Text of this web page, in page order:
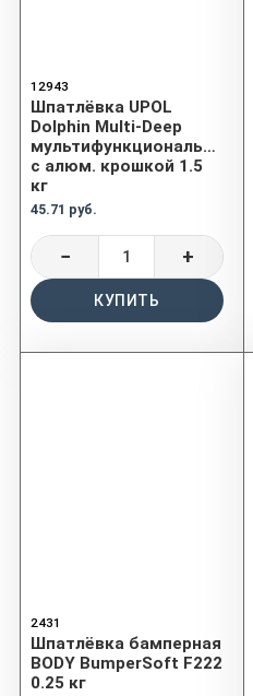
12943
Шпатлёвка UPOL
Dolphin Multi-Deep
мультифункциональная
с алюм. крошкой 1.5
кг
45.71 руб.
− +
КУПИТЬ
2431
Шпатлёвка бамперная
BODY BumperSoft F222
0.25 кг